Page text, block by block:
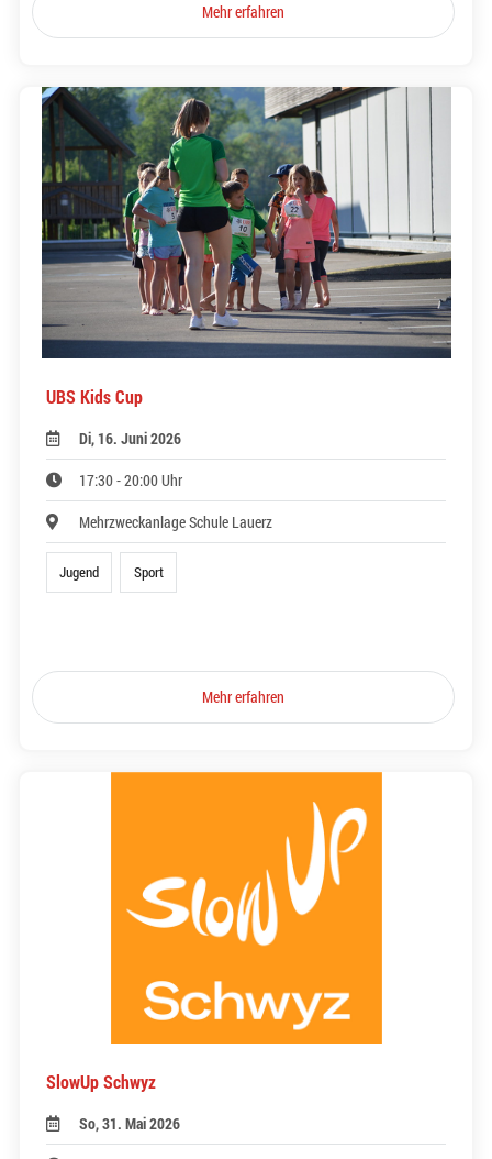
Mehr erfahren
UBS Kids Cup
Di, 16. Juni 2026
17:30 - 20:00 Uhr
Mehrzweckanlage Schule Lauerz
Jugend Sport
Mehr erfahren
SlowUp Schwyz
So, 31. Mai 2026